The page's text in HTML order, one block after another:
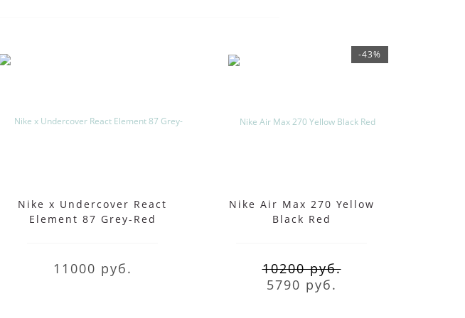
Nike x Undercover React
Element 87 Grey-Red
11000 руб.
-43%
Nike Air Max 270 Yellow
Black Red
10200 руб.
5790 руб.